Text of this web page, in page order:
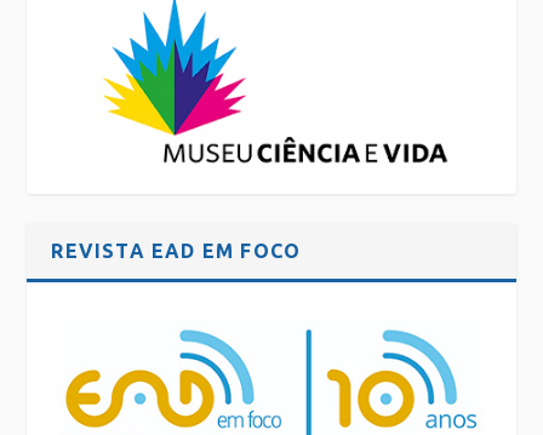
REVISTA EAD EM FOCO